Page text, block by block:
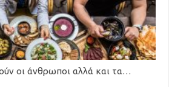
οι άνθρωποι αλλά και τα…